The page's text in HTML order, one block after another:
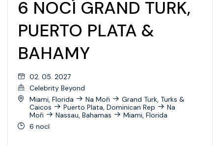
6 NOCÍ GRAND TURK,
PUERTO PLATA &
BAHAMY
02. 05. 2027
Celebrity Beyond
Miami, Florida
Na Moři
Grand Turk, Turks &
Caicos
Puerto Plata, Dominican Rep
Na
Moři
Nassau, Bahamas
Miami, Florida
6 nocí